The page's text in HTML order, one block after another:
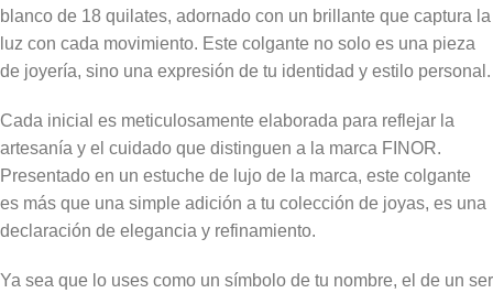
blanco de 18 quilates, adornado con un brillante que captura la
luz con cada movimiento. Este colgante no solo es una pieza
de joyería, sino una expresión de tu identidad y estilo personal.
Cada inicial es meticulosamente elaborada para reflejar la
artesanía y el cuidado que distinguen a la marca FINOR.
Presentado en un estuche de lujo de la marca, este colgante
es más que una simple adición a tu colección de joyas, es una
declaración de elegancia y refinamiento.
Ya sea que lo uses como un símbolo de tu nombre, el de un ser